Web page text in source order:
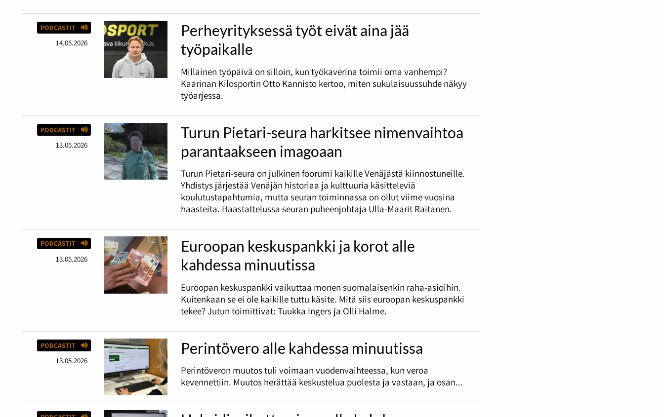
PODCASTIT
14.05.2026
Perheyrityksessä työt eivät aina jää
työpaikalle
Millainen työpäivä on silloin, kun työkaverina toimii oma vanhempi?
Kaarinan Kilosportin Otto Kannisto kertoo, miten sukulaisuussuhde näkyy
työarjessa.
PODCASTIT
13.05.2026
Turun Pietari-seura harkitsee nimenvaihtoa
parantaakseen imagoaan
Turun Pietari-seura on julkinen foorumi kaikille Venäjästä kiinnostuneille.
Yhdistys järjestää Venäjän historiaa ja kulttuuria käsitteleviä
koulutustapahtumia, mutta seuran toiminnassa on ollut viime vuosina
haasteita. Haastattelussa seuran puheenjohtaja Ulla-Maarit Raitanen.
PODCASTIT
13.05.2026
Euroopan keskuspankki ja korot alle
kahdessa minuutissa
Euroopan keskuspankki vaikuttaa monen suomalaisenkin raha-asioihin.
Kuitenkaan se ei ole kaikille tuttu käsite. Mitä siis euroopan keskuspankki
tekee? Jutun toimittivat: Tuukka Ingers ja Olli Halme.
PODCASTIT
13.05.2026
Perintövero alle kahdessa minuutissa
Perintöveron muutos tuli voimaan vuodenvaihteessa, kun veroa
kevennettiin. Muutos herättää keskustelua puolesta ja vastaan, ja osan...